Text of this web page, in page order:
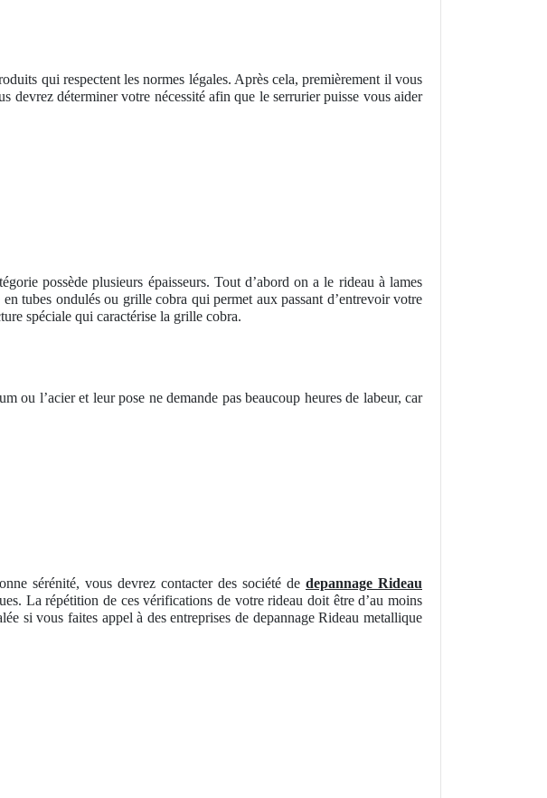
qui respectent les normes légales. Après cela, premièrement il vous
devrez déterminer votre nécessité afin que le serrurier puisse vous aider
possède plusieurs épaisseurs. Tout d’abord on a le rideau à lames
tubes ondulés ou grille cobra qui permet aux passant d’entrevoir votre
spéciale qui caractérise la grille cobra.
ou l’acier et leur pose ne demande pas beaucoup heures de labeur, car
sérénité, vous devrez contacter des société de depannage Rideau
La répétition de ces vérifications de votre rideau doit être d’au moins
si vous faites appel à des entreprises de depannage Rideau metallique